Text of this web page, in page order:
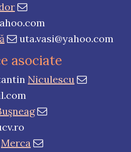
uta.vasi@yahoo.com
asociate
Niculescu
Merca